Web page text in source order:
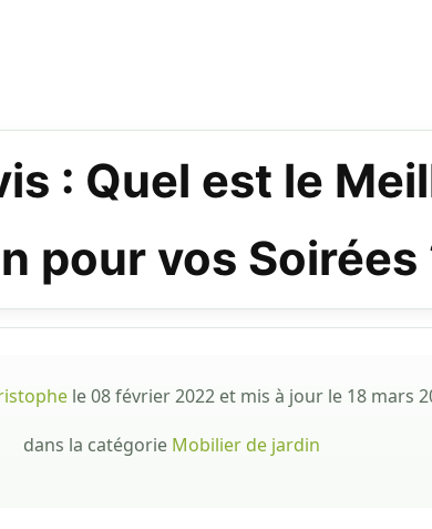
: Quel est le
pour vos Soirées
le08 février 2022 et mis à jour le 18 mars
dans la catégorie Mobilier de jardin